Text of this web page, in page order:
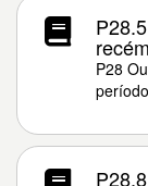
P28